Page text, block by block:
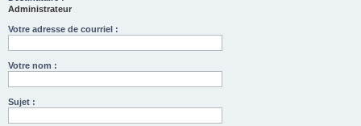
Administrateur
Votre adresse de courriel :
Votre nom :
Sujet :